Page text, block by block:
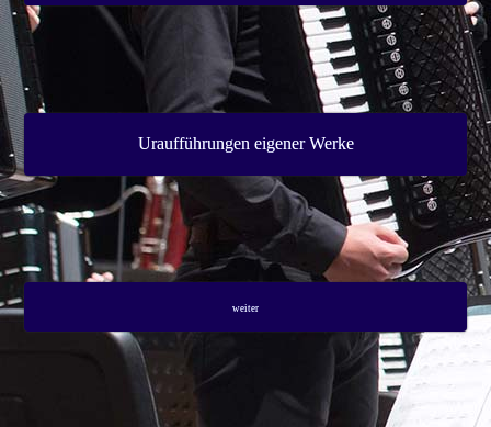
Uraufführungen eigener Werke
weiter